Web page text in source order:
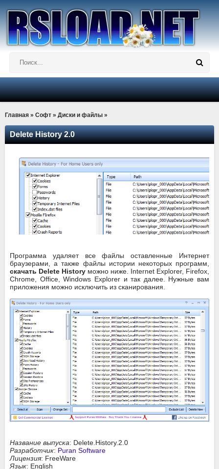
Главная » Софт » Диски и файлы »
Delete History 2.0
Программа удаляет все файлы оставленные Интернет
браузерами, а также файлы истории некоторых программ,
скачать Delete History можно ниже. Internet Explorer, Firefox,
Chrome, Office, Windows Explorer и так далее. Нужные вам
приложения можно исключить из сканирования.
Название выпуска: Delete.History.2.0
Разработчик: Puran Software
Лицензия: FreeWare
Язык: English